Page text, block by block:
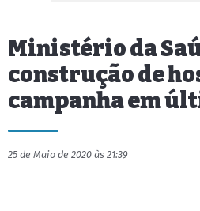
Ministério da
construção de
campanha em
25 de Maio de 2020 às 21:39